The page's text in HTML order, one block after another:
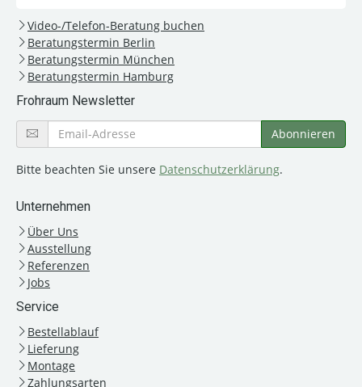
Video-/Telefon-Beratung buchen
Beratungstermin Berlin
Beratungstermin München
Beratungstermin Hamburg
Frohraum Newsletter
Bitte beachten Sie unsere Datenschutzerklärung.
Unternehmen
Über Uns
Ausstellung
Referenzen
Jobs
Service
Bestellablauf
Lieferung
Montage
Zahlungsarten